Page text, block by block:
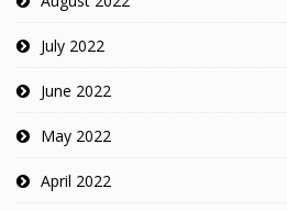
July 2022
June 2022
May 2022
April 2022